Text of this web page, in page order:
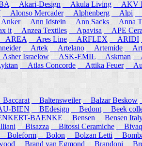
Akari-Design Akula Living AKV
Alonso Mercader Alphenberg Alpi
Ann Idstein Ann Sacks Anna
it Anzea Textiles Apavisa APE
AREA Ares Line ARFLEX ARIDI
Artek Artelano Artemide
Israelow ASK-EMIL Askman
Atlas Concorde Attika Feuer
Baltensweiler Balzar Beskow
BIEN BEdesign Bedont Beek
BAENKE Bensen Bensen
Bisazza Bitossi Ceramiche Bivaq
Boleform Bolon Bolzan Letti
Brand van Egmond Brandoni